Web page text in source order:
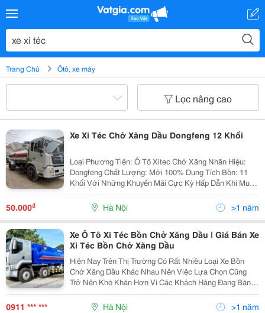
Trang Chủ Ôtô, xe máy
Lọc nâng cao
Xe Xi Téc Chở Xăng Dầu Dongfeng 12 Khối
Loại Phương Tiện: Ô Tô Xitec Chở Xăng Nhãn Hiệu:
Dongfeng Chất Lượng: Mới 100% Dung Tích Bồn: 11
Khối Với Những Khuyến Mãi Cực Kỳ Hấp Dẫn Khi Mua
Xe Ô Tô Xi Téc Chở Xăng Dâu -Hỗ Trợ Vay Trả Góp 70%
(Thuế Chấp Trực Tiếp Xe) 100% Khi Có Thêm...
50.000₫ Hà Nội >1 năm
Xe Ô Tô Xi Téc Bồn Chở Xăng Dầu | Giá Bán Xe
Xi Téc Bồn Chở Xăng Dầu
Hiện Nay Trên Thị Trường Có Rất Nhiều Loại Xe Bồn
Chở Xăng Dầu Khác Nhau Nên Việc Lựa Chọn Cũng
Trở Nên Khó Khăn Hơn Vì Các Khách Hàng Đang Băn
Khoăn Không Biết Nên Tìm Dòng Xe Bồn Nào Phù Hợp
Với Nhu Cầu Của Mình. Đừng Lo, Thế Giới Xe Tải - Đại
0911 *** *** Hà Nội >1 năm